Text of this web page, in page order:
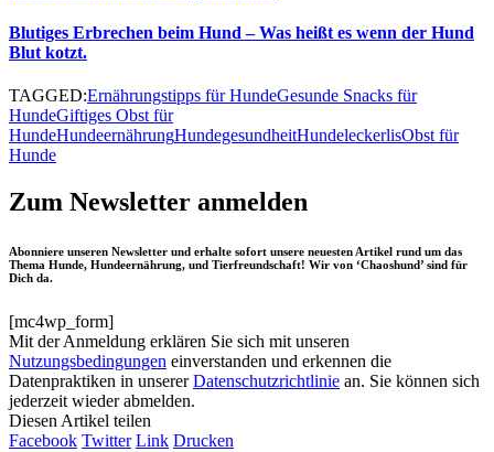
Blutiges Erbrechen beim Hund – Was heißt es wenn der Hund
Blut kotzt.
TAGGED:Ernährungstipps für HundeGesunde Snacks für
HundeGiftiges Obst für
HundeHundeernährungHundegesundheitHundeleckerlisObst für
Hunde
Zum Newsletter anmelden
Abonniere unseren Newsletter und erhalte sofort unsere neuesten Artikel rund um das
Thema Hunde, Hundeernährung, und Tierfreundschaft! Wir von ‘Chaoshund’ sind für
Dich da.
[mc4wp_form]
Mit der Anmeldung erklären Sie sich mit unseren
Nutzungsbedingungen einverstanden und erkennen die
Datenpraktiken in unsererDatenschutzrichtlinie an. Sie können sich
jederzeit wieder abmelden.
Diesen Artikel teilen
Facebook Twitter Link Drucken